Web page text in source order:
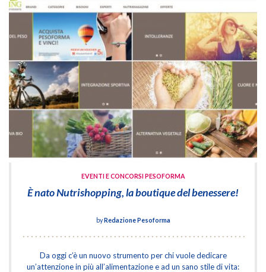
EVENTI E CONCORSI PESOFORMA
È nato Nutrishopping, la boutique del benessere!
byRedazione Pesoforma
Da oggi c’è un nuovo strumento per chi vuole dedicare
un’attenzione in più all’alimentazione e ad un sano stile di vita: